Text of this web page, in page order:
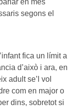
en més
segons el
fica un límit a
d’això i ara, en
adult se’l vol
com en major o
dins, sobretot si